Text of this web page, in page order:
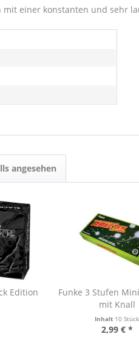
einer konstanten und sehr
angesehen
Edition
Funke 3 Stufen
mit Knall
Inhalt 10 Stück
2,99 € *